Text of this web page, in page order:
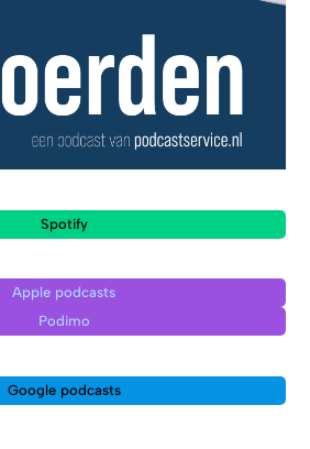
Spotify
Apple podcasts
Podimo
Google podcasts